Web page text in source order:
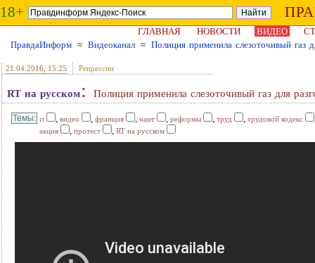
18+
ГЛАВНАЯ НОВОСТИ ВИДЕО
ПравдаИнформ ≈ Видеоканал ≈ Полиция применила слезоточивый газ
21.04.2016 , 15:25 Репрессии
RT на русском: Полиция применила слезоточивый газ для
rt , видео , франция , нант , реформы , труд , трудовой кодекс
акция , протест , RT на русском